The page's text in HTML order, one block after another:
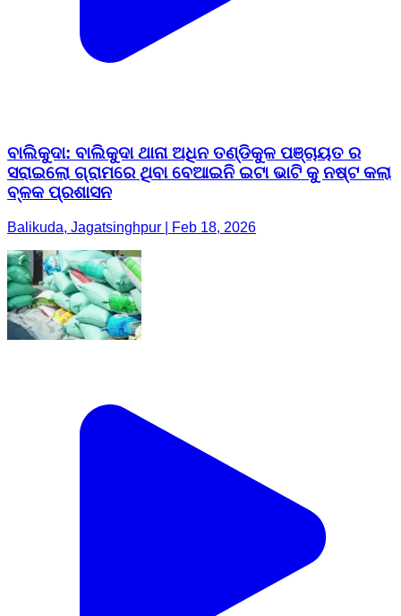
ବାଲିକୁଦା: ବାଲିକୁଦା ଥାନା ଅଧିନ ତଣ୍ଡିକୁଳ ପଞ୍ଚାୟତ ର
ସରାଇଲୋ ଗ୍ରାମରେ ଥିବା ବେଆଇନି ଇଟା ଭାଟି କୁ ନଷ୍ଟ କଲା
ବ୍ଳକ ପ୍ରଶାସନ
Balikuda, Jagatsinghpur | Feb 18, 2026